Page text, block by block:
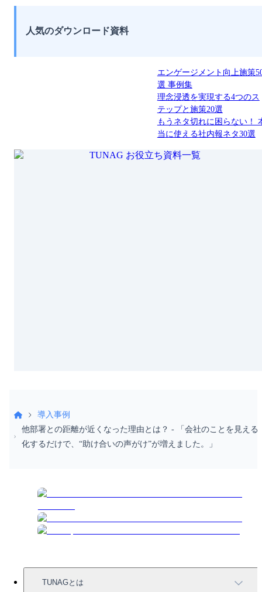
人気のダウンロード資料
エンゲージメント向上施策
選 事例集
理念浸透を実現する4つのス
テップと施策20選
もうネタ切れに困らない！
当に使える社内報ネタ30選
導入事例
他部署との距離が近くなった理由とは？ - 「会社のことを見える
化するだけで、“助け合いの声がけ”が増えました。」
TUNAGとは